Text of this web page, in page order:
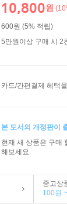
10,800원
600원 (5% 적립)
5만원이상 구매 시 2
카드/간편결제 혜택
본 도서의 개정판이
현재 새 상품은 구매
해보세요.
중고상
100원 ~